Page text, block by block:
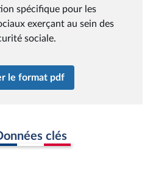
spécifique pour les
exerçant au sein des
sociale.
le format pdf
clés